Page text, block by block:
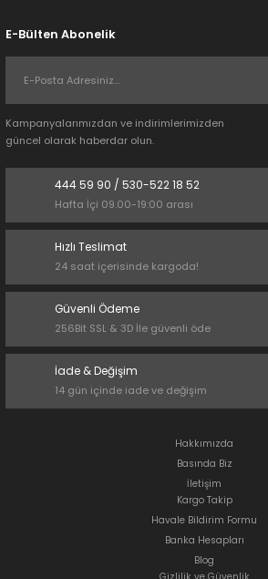
E-Bülten Abonelik
Kampanyalarımızdan ve indirimlerimizden
güncel olarak haberdar olun.
444 59 90 / 530-522 18 52
Hafta İçi 09.00-19:00 arası
Hızlı Teslimat
24 saat içerisinde kargoda!
Güvenli Ödeme
256Bit SSL & 3D İle güvenli öde
İade & Değişim
14 gün içinde iade ve değişim
Hakkımızda
Basında Biz
İletişim
Kargo Takip
Havale Bildirim Formu
Banka Hesapları
Blog